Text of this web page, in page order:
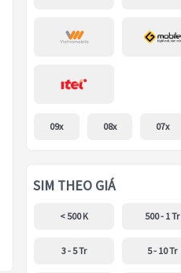
09x 08x 07x
SIM THEO GIÁ
< 500 K 500 - 1 Tr
3 - 5 Tr 5 - 10 Tr